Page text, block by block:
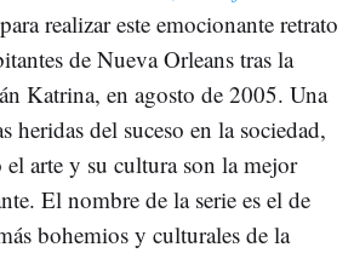
realizar este emocionante retrato
de Nueva Orleans tras la
Katrina, en agosto de 2005. Una
heridas del suceso en la sociedad,
arte y su cultura son la mejor
El nombre de la serie es el de
bohemios y culturales de la